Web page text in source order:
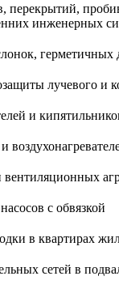
перекрытий,
инженерных
лучевого и
и
с обвязкой
в квартирах
сетей в